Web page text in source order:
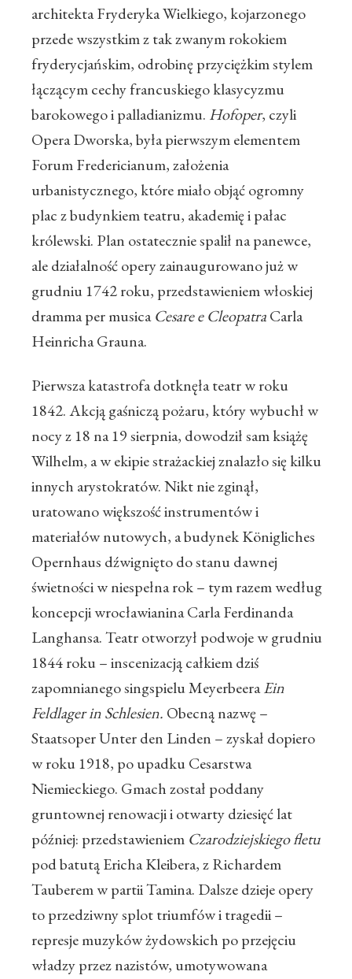
architekta Fryderyka Wielkiego, kojarzonego
przede wszystkim z tak zwanym rokokiem
fryderycjańskim, odrobinę przyciężkim stylem
łączącym cechy francuskiego klasycyzmu
barokowego i palladianizmu. Hofoper, czyli
Opera Dworska, była pierwszym elementem
Forum Fredericianum, założenia
urbanistycznego, które miało objąć ogromny
plac z budynkiem teatru, akademię i pałac
królewski. Plan ostatecznie spalił na panewce,
ale działalność opery zainaugurowano już w
grudniu 1742 roku, przedstawieniem włoskiej
dramma per musicaCesare e CleopatraCarla
Heinricha Grauna.
Pierwsza katastrofa dotknęła teatr w roku
1842. Akcją gaśniczą pożaru, który wybuchł w
nocy z 18 na 19 sierpnia, dowodził sam książę
Wilhelm, a w ekipie strażackiej znalazło się kilku
innych arystokratów. Nikt nie zginął,
uratowano większość instrumentów i
materiałów nutowych, a budynek Königliches
Opernhaus dźwignięto do stanu dawnej
świetności w niespełna rok – tym razem według
koncepcji wrocławianina Carla Ferdinanda
Langhansa. Teatr otworzył podwoje w grudniu
1844 roku – inscenizacją całkiem dziś
zapomnianego singspielu MeyerbeeraEin
Feldlager in Schlesien. Obecną nazwę –
Staatsoper Unter den Linden – zyskał dopiero
w roku 1918, po upadku Cesarstwa
Niemieckiego. Gmach został poddany
gruntownej renowacji i otwarty dziesięć lat
później: przedstawieniem Czarodziejskiego fletu
pod batutą Ericha Kleibera, z Richardem
Tauberem w partii Tamina. Dalsze dzieje opery
to przedziwny splot triumfów i tragedii –
represje muzyków żydowskich po przejęciu
władzy przez nazistów, umotywowana